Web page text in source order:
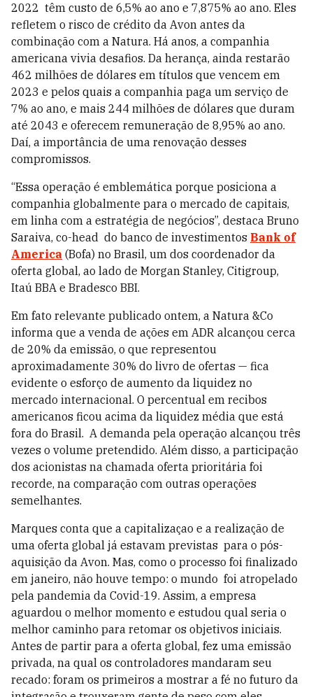
2022 têm custo de 6,5% ao ano e 7,875% ao ano. Eles
refletem o risco de crédito da Avon antes da
combinação com a Natura. Há anos, a companhia
americana vivia desafios. Da herança, ainda restarão
462 milhões de dólares em títulos que vencem em
2023 e pelos quais a companhia paga um serviço de
7% ao ano, e mais 244 milhões de dólares que duram
até 2043 e oferecem remuneração de 8,95% ao ano.
Daí, a importância de uma renovação desses
compromissos.
“Essa operação é emblemática porque posiciona a
companhia globalmente para o mercado de capitais,
em linha com a estratégia de negócios”, destaca Bruno
Saraiva, co-head do banco de investimentos Bank of
America (Bofa) no Brasil, um dos coordenador da
oferta global, ao lado de Morgan Stanley, Citigroup,
Itaú BBA e Bradesco BBI.
Em fato relevante publicado ontem, a Natura &Co
informa que a venda de ações em ADR alcançou cerca
de 20% da emissão, o que representou
aproximadamente 30% do livro de ofertas — fica
evidente o esforço de aumento da liquidez no
mercado internacional. O percentual em recibos
americanos ficou acima da liquidez média que está
fora do Brasil. A demanda pela operação alcançou três
vezes o volume pretendido. Além disso, a participação
dos acionistas na chamada oferta prioritária foi
recorde, na comparação com outras operações
semelhantes.
Marques conta que a capitalizaçao e a realização de
uma oferta global já estavam previstas para o pós-
aquisição da Avon. Mas, como o processo foi finalizado
em janeiro, não houve tempo: o mundo foi atropelado
pela pandemia da Covid-19. Assim, a empresa
aguardou o melhor momento e estudou qual seria o
melhor caminho para retomar os objetivos iniciais.
Antes de partir para a oferta global, fez uma emissão
privada, na qual os controladores mandaram seu
recado: foram os primeiros a mostrar a fé no futuro da